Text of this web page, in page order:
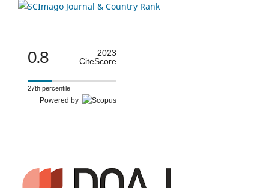
0.8
2023
CiteScore
27th percentile
Powered by